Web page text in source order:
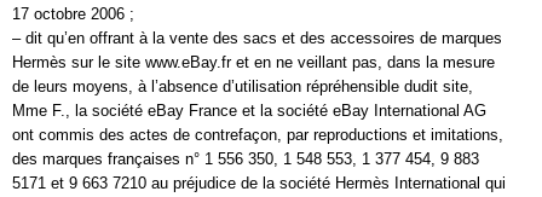
17 octobre 2006 ;
– dit qu’en offrant à la vente des sacs et des accessoires de marques
Hermès sur le site www.eBay.fr et en ne veillant pas, dans la mesure
de leurs moyens, à l’absence d’utilisation répréhensible dudit site,
Mme F., la société eBay France et la société eBay International AG
ont commis des actes de contrefaçon, par reproductions et imitations,
des marques françaises n° 1 556 350, 1 548 553, 1 377 454, 9 883
5171 et 9 663 7210 au préjudice de la société Hermès International qui